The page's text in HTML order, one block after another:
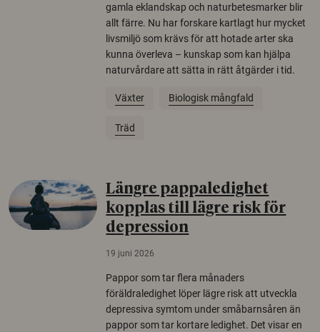
gamla eklandskap och naturbetesmarker blir
allt färre. Nu har forskare kartlagt hur mycket
livsmiljö som krävs för att hotade arter ska
kunna överleva – kunskap som kan hjälpa
naturvårdare att sätta in rätt åtgärder i tid.
Växter Biologisk mångfald
Träd
Längre pappaledighet
kopplas till lägre risk för
depression
19 juni 2026
Pappor som tar flera månaders
föräldraledighet löper lägre risk att utveckla
depressiva symtom under småbarnsåren än
pappor som tar kortare ledighet. Det visar en